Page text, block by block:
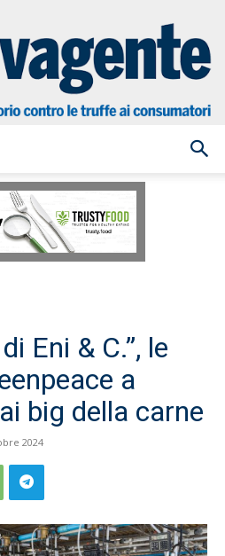
Salvagente
Eni & C.”, le
a
big della carne
2024